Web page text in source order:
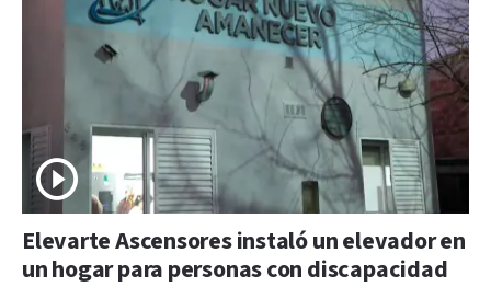
Elevarte Ascensores instaló un elevador en
un hogar para personas con discapacidad